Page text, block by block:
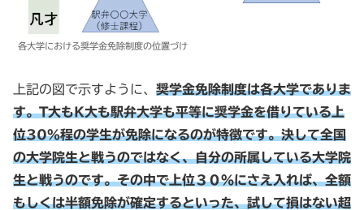
各大学における奨学金免除制度の位置づけ
上記の図で示すように、 奨学金免除制度は各大学でありま
す。T大もK大も駅弁大学も平等に奨学金を借りている上
位30%程の学生が免除になるのが特徴です。決して全国
の大学院生と戦うのではなく、自分の所属している大学院
生と戦うのです。その中で上位３０％にさえ入れば、全額
もしくは半額免除が確定するといった、試して損はない超